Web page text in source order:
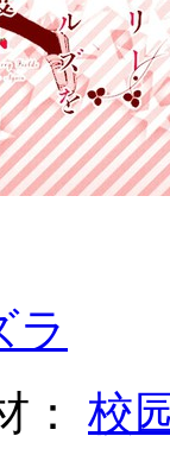
ラ
： 校